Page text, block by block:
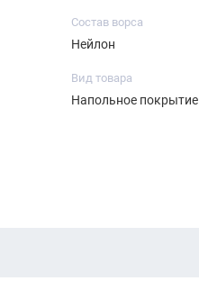
Состав ворса
Нейлон
Вид товара
Напольное покрытие